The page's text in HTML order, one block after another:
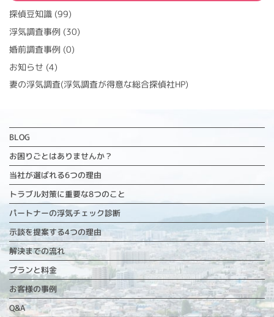
探偵豆知識 (99)
浮気調査事例 (30)
婚前調査事例 (0)
お知らせ (4)
妻の浮気調査(浮気調査が得意な総合探偵社HP)
BLOG
お困りごとはありませんか？
当社が選ばれる6つの理由
トラブル対策に重要な8つのこと
パートナーの浮気チェック診断
示談を提案する4つの理由
解決までの流れ
プランと料金
お客様の事例
Q&A